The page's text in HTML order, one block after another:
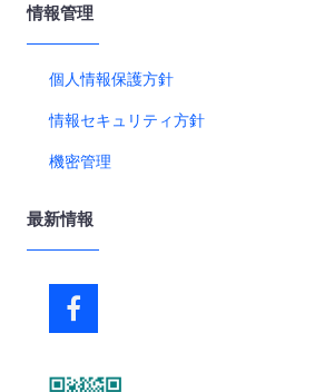
情報管理
個人情報保護方針
情報セキュリティ方針
機密管理
最新情報